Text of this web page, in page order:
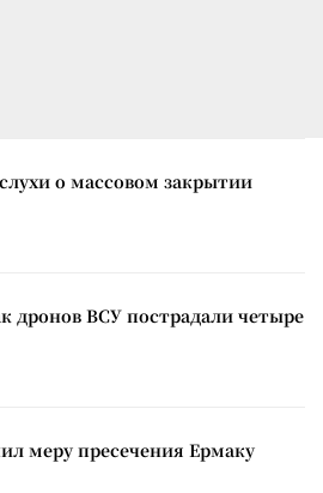
о массовом закрытии
дронов ВСУ пострадали четыре
меру пресечения Ермаку